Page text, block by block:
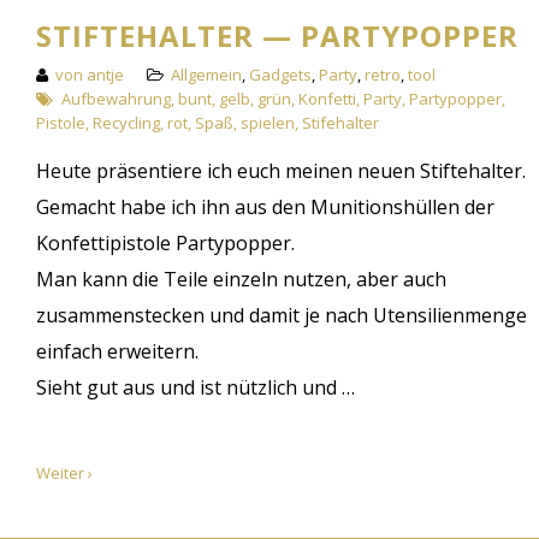
STIFTEHALTER — PARTYPOPPER
von antje Allgemein, Gadgets,Party,retro,tool
Aufbewahrung,bunt, gelb, grün,Konfetti,Party,Partypopper,
Pistole,Recycling,rot, Spaß, spielen, Stifehalter
Heute präsentiere ich euch meinen neuen Stiftehalter.
Gemacht habe ich ihn aus den Munitionshüllen der
Konfettipistole Partypopper.
Man kann die Teile einzeln nutzen, aber auch
zusammenstecken und damit je nach Utensilienmenge
einfach erweitern.
Sieht gut aus und ist nützlich und …
Weiter ›